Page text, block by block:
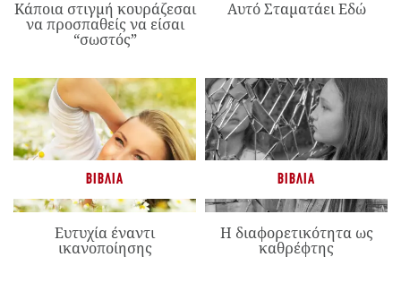
Κάποια στιγμή κουράζεσαι
να προσπαθείς να είσαι
“σωστός”
Αυτό Σταματάει Εδώ
ΒΙΒΛΊΑ
Ευτυχία έναντι
ικανοποίησης
ΒΙΒΛΊΑ
Η διαφορετικότητα ως
καθρέφτης